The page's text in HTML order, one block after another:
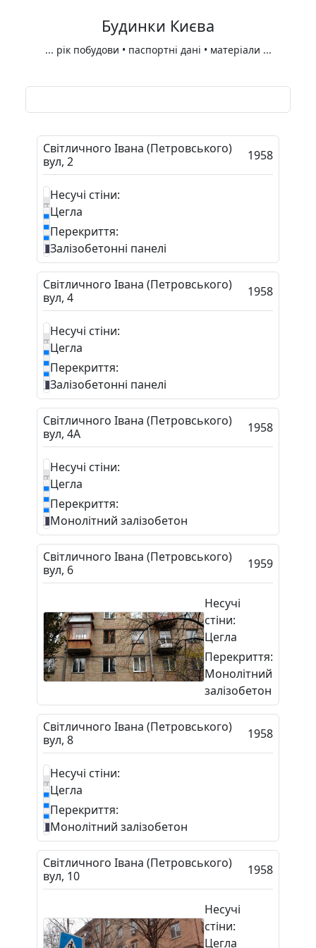
Будинки Києва
... рік побудови • паспортні дані • матеріали ...
Світличного Івана (Петровського)
вул, 2
1958
Несучі стіни:
Цегла
Перекриття:
Залізобетонні панелі
Світличного Івана (Петровського)
вул, 4
1958
Несучі стіни:
Цегла
Перекриття:
Залізобетонні панелі
Світличного Івана (Петровського)
вул, 4А
1958
Несучі стіни:
Цегла
Перекриття:
Монолітний залізобетон
Світличного Івана (Петровського)
вул, 6
1959
Несучі
стіни:
Цегла
Перекриття:
Монолітний
залізобетон
Світличного Івана (Петровського)
вул, 8
1958
Несучі стіни:
Цегла
Перекриття:
Монолітний залізобетон
Світличного Івана (Петровського)
вул, 10
1958
Несучі
стіни:
Цегла